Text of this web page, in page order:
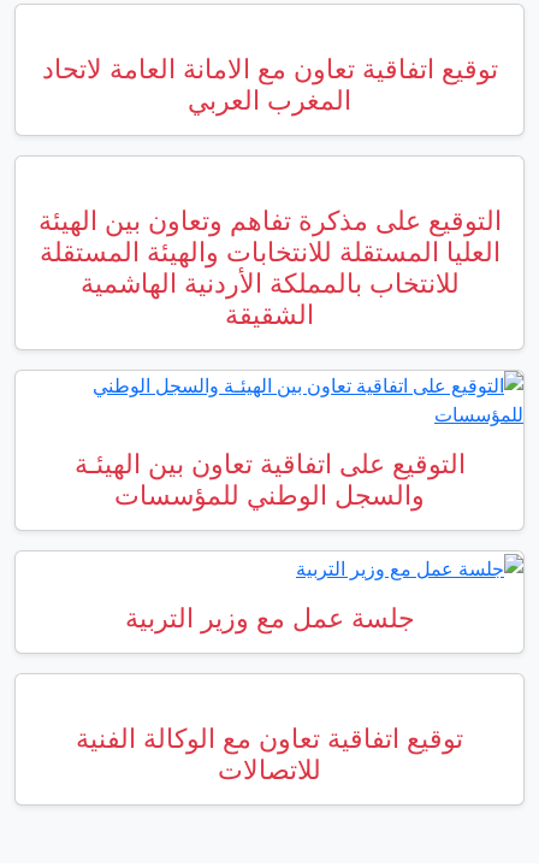
الامانة العامة لاتحاد
وتعاون بين الهيئة
والهيئة المستقلة
الأردنية الهاشمية
تعاون بين الهيئـة
للمؤسسات
وزير التربية
مع الوكالة الفنية